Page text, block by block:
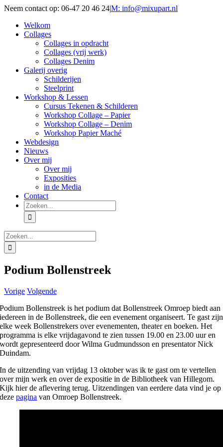
Ga
inhoud
Neem contact op: 06-47 20 46 24|M: info@mixupart.nl
Welkom
Collages
Collages in opdracht
Collages (vrij werk)
Collages Denim
Galerij overig
Schilderijen
Steelprint
Workshop & Lessen
Cursus Tekenen & Schilderen
Workshop Collage – Papier
Workshop Collage – Denim
Workshop Papier Maché
Webdesign
Nieuws
Over mij
Over mij
Exposities
in de Media
Contact
Zoeken
naar:
Zoeken
naar:
Podium Bollenstreek
Vorige Volgende
Podium Bollenstreek is het podium dat Bollenstreek Omroep biedt aan
iedereen in de Bollenstreek, die een evenement organiseert. Te gast zijn
elke week Bollenstrekers over evenementen, theater en boeken. Het
programma is elke vrijdagavond te zien tussen 19.00 en 23.00 uur en
wordt gepresenteerd door Wilma Gudmundsson en presentator Nick
Duindam.
In de uitzending van vrijdag 13 oktober was ik te gast om te vertellen
over mijn werk en over de expositie in de Bibliotheek van Hillegom.
Kijk hier de aflevering terug. Uitzendingen van eerdere data vind je op
dezepagina van Omroep Bollenstreek.